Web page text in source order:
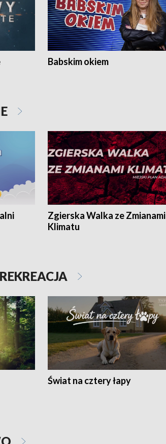
Babskim okiem
Zgierska Walka ze Zmianami
Klimatu
Świat na cztery łapy